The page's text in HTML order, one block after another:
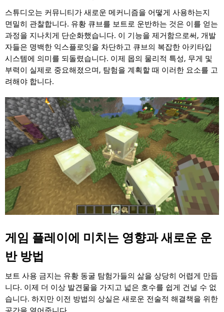
스튜디오는 커뮤니티가 새로운 메커니즘을 어떻게 사용하는지
면밀히 관찰합니다. 유황 큐브를 보트로 운반하는 것은 이를 얻는
과정을 지나치게 단순화했습니다. 이 기능을 제거함으로써, 개발
자들은 명백한 익스플로잇을 차단하고 큐브의 복잡한 아키타입
시스템에 의미를 되돌렸습니다. 이제 몹의 물리적 특성, 무게 및
부력이 실제로 중요해졌으며, 탐험을 계획할 때 이러한 요소를 고
려해야 합니다.
게임 플레이에 미치는 영향과 새로운 운
반 방법
보트 사용 금지는 유황 동굴 탐험가들의 삶을 상당히 어렵게 만듭
니다. 이제 더 이상 발견물을 가지고 넓은 호수를 쉽게 건널 수 없
습니다. 하지만 이전 방법의 상실은 새로운 전술적 해결책을 위한